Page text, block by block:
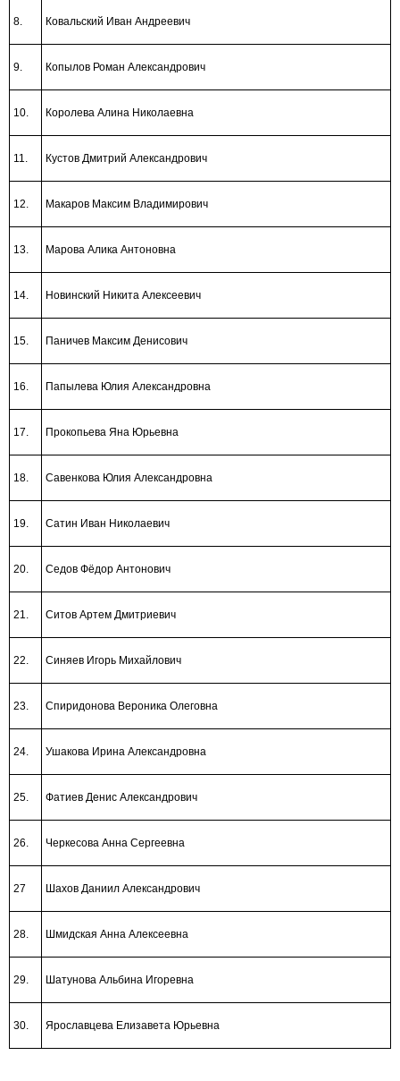
8. Ковальский Иван Андреевич
9. Копылов Роман Александрович
10. Королева Алина Николаевна
11. Кустов Дмитрий Александрович
12. Макаров Максим Владимирович
13. Марова Алика Антоновна
14. Новинский Никита Алексеевич
15. Паничев Максим Денисович
16. Папылева Юлия Александровна
17. Прокопьева Яна Юрьевна
18. Савенкова Юлия Александровна
19. Сатин Иван Николаевич
20. Седов Фёдор Антонович
21. Ситов Артем Дмитриевич
22. Синяев Игорь Михайлович
23. Спиридонова Вероника Олеговна
24. Ушакова Ирина Александровна
25. Фатиев Денис Александрович
26. Черкесова Анна Сергеевна
27 Шахов Даниил Александрович
28. Шмидская Анна Алексеевна
29. Шатунова Альбина Игоревна
30. Ярославцева Елизавета Юрьевна